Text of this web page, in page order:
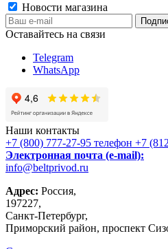
Новости магазина
Оставайтесь на связи
Telegram
WhatsApp
Наши контакты
+7 (800) 777-27-95 телефон +7
Электронная почта (e-mail):
info@beltprivod.ru
Адрес: Россия,
197227,
Санкт-Петербург,
Приморский район, проспект